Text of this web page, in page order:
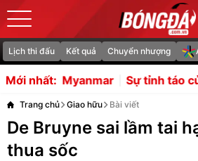
Lịch thi đấu Kết quả Chuyển nhượng
Mới nhất:
Sự tỉnh táo của INEOS giúp MU
Trang chủ Giao hữu Bài viết
De Bruyne sai lầm tai
thua sốc